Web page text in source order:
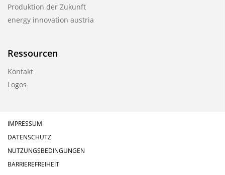
Produktion der Zukunft
energy innovation austria
Ressourcen
Kontakt
Logos
IMPRESSUM
DATENSCHUTZ
NUTZUNGSBEDINGUNGEN
BARRIEREFREIHEIT